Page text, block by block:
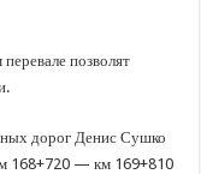
позволят
дорог Денис Сушко
168+720 — км 169+810